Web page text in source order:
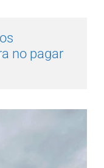
no pagar